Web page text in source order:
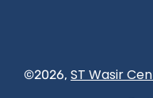
©2026, ST Wasir